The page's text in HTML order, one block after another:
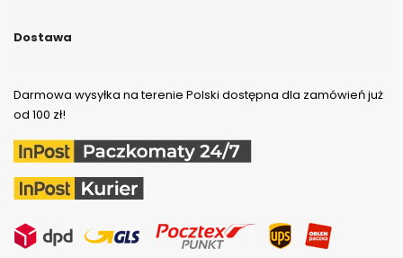
Dostawa
Darmowa wysyłka na terenie Polski dostępna dla zamówień już
od 100 zł!